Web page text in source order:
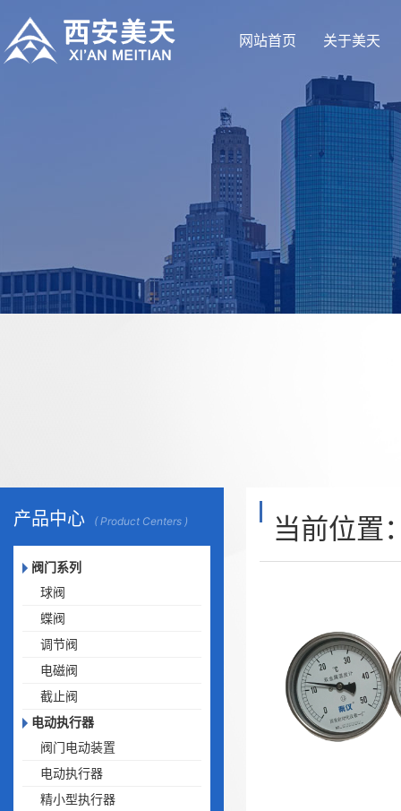
网站首页 关于美天
产品中心 ( Product Centers )
阀门系列
球阀
蝶阀
调节阀
电磁阀
截止阀
电动执行器
阀门电动装置
电动执行器
精小型执行器
当前位置